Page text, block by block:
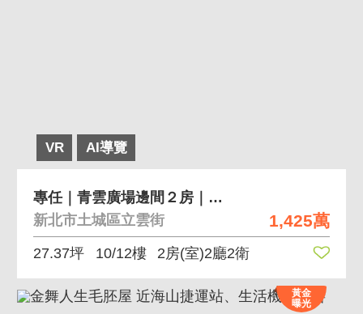
VR AI導覽
1,425萬
專任｜青雲廣場邊間２房｜近未來捷運LG10
新北市土城區立雲街
27.37坪 10/12樓 2房(室)2廳2衛
黃金
曝光